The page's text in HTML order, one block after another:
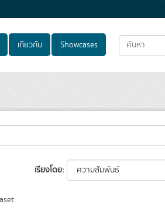
เกี่ยวกับ Showcases
เรียงโดย